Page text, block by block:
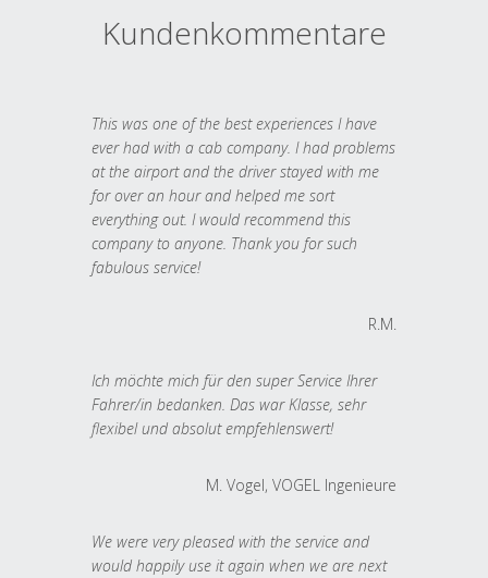
Kundenkommentare
This was one of the best experiences I have
ever had with a cab company. I had problems
at the airport and the driver stayed with me
for over an hour and helped me sort
everything out. I would recommend this
company to anyone. Thank you for such
fabulous service!
R.M.
Ich möchte mich für den super Service Ihrer
Fahrer/in bedanken. Das war Klasse, sehr
flexibel und absolut empfehlenswert!
M. Vogel, VOGEL Ingenieure
We were very pleased with the service and
would happily use it again when we are next